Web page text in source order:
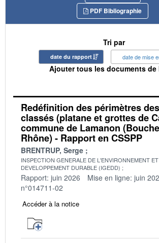
PDF Bibliographie
Tri par
date du rapport date de mise
Ajouter tous les documents de
Redéfinition des périmètres
classés (platane et grottes de
commune de Lamanon
Rhône) - Rapport en CSSPP
BRENTRUP, Serge
INSPECTION GENERALE DE L'ENVIRONNEMENT
DEVELOPPEMENT DURABLE (IGEDD)
Rapport: juin 2026 Mise en ligne: juin
n°014711-02
Accéder à la notice